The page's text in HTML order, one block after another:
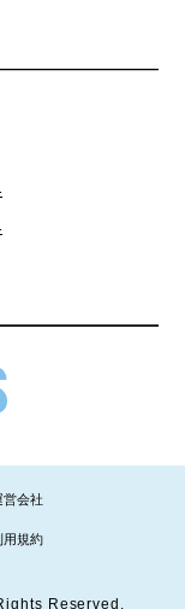
営会社
用規約
Reserved.